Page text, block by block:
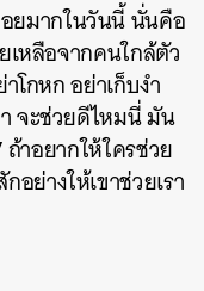
ยมากในวันนี้ นั่นคือ
เหลือจากคนใกล้ตัว
โกหก อย่าเก็บงำ
จะช่วยดีไหมนี่ มัน
ถ้าอยากให้ใครช่วย
ย่างให้เขาช่วยเรา